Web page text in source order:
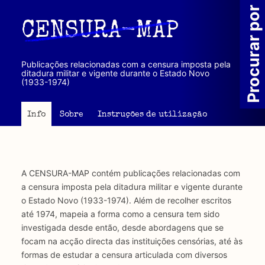
principal
CENSURA-MAP
Publicações relacionadas com a censura imposta pela
ditadura militar e vigente durante o Estado Novo
(1933-1974)
Info Sobre Instruções de utilização
A CENSURA-MAP contém publicações relacionadas com
a censura imposta pela ditadura militar e vigente durante
o Estado Novo (1933-1974). Além de recolher escritos
até 1974, mapeia a forma como a censura tem sido
investigada desde então, desde abordagens que se
focam na acção directa das instituições censórias, até às
formas de estudar a censura articulada com diversos
Procurar por